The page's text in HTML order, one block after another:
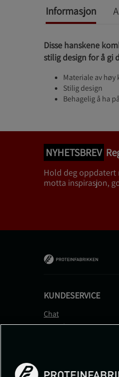
Informasjon
Disse hanskene
stilig design for å gi
Materiale av høy
Stilig design
Behagelig å ha på
NYHETSBREV
Hold deg oppdatert
motta inspirasjon,
KUNDESERVICE
Chat
Kontakt